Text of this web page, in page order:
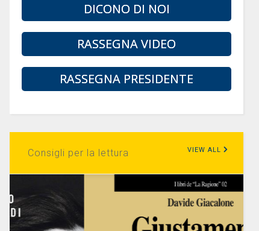
DICONO DI NOI
RASSEGNA VIDEO
RASSEGNA PRESIDENTE
Consigli per la lettura VIEW ALL